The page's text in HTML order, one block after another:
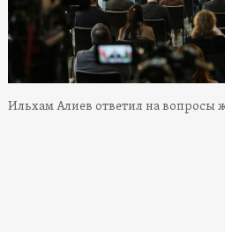
Ильхам Алиев ответил на вопросы